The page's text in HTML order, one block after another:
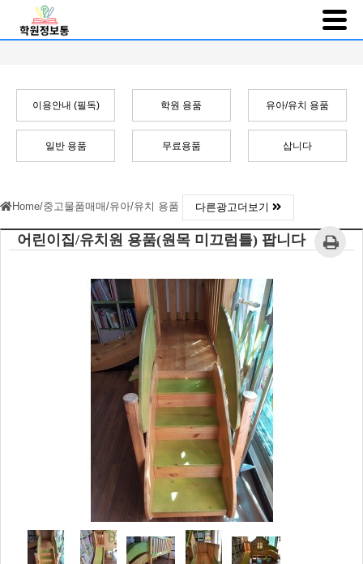
이용안내 (필독) 학원 용품 유아/유치 용품
일반 용품 무료용품 삽니다
Home/중고물품매매/유아/유치 용품 다른광고더보기
어린이집/유치원 용품(원목 미끄럼틀) 팝니다